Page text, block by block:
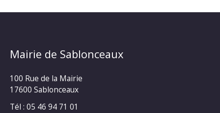
Mairie de Sablonceaux
100 Rue de la Mairie
17600 Sablonceaux
Tél : 05 46 94 71 01